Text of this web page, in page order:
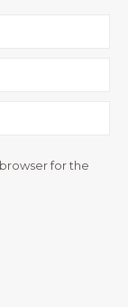
for the